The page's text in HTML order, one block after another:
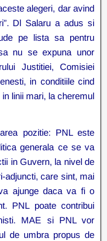
alegeri, dar avind
Dl Salaru a adus si
pe lista sa pentru
nu se expuna unor
Justitiei, Comisiei
in conditiile cind
linii mari, la cheremul
pozitie: PNL este
generala ce se va
in Guvern, la nivel de
adjuncti, care sint, mai
ajunge daca va fi o
PNL poate contribui
MAE si PNL vor
de umbra propus de